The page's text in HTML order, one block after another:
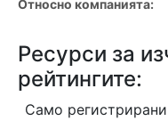
Относно компанията:
Ресурси за
рейтингите:
Само